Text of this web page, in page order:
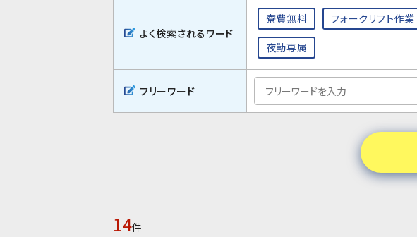
よく検索されるワード
寮費無料 フォークリフト作業
夜勤専属
フリーワード
14件